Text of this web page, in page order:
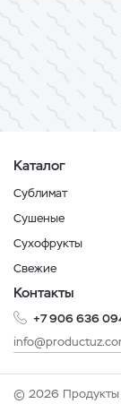
Каталог
Сублимат
Сушеные
Сухофрукты
Свежие
Контакты
+7 906 636
© 2026 Продукты